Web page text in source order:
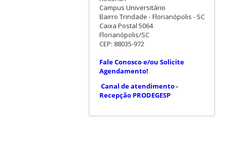
Campus Universitário
Bairro Trindade - Florianópolis - SC
Caixa Postal 5064
Florianópolis/SC
CEP: 88035-972
Fale Conosco e/ou Solicite
Agendamento!
Canal de atendimento -
Recepção PRODEGESP